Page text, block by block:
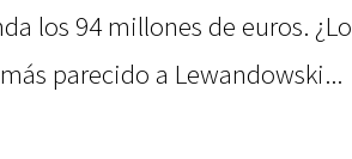
los 94 millones de euros. ¿Lo
parecido a Lewandowski...